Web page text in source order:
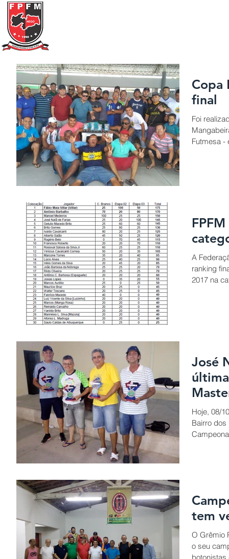
Copa
final
Foi
Futmesa -
A
ranking
2017 na
José
Hoje, 08/
Bairro dos
tem
O Grêmio
o seu